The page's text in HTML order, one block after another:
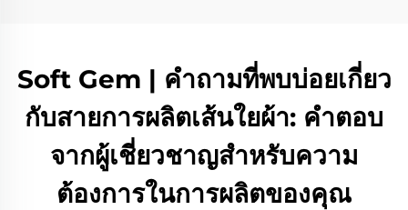
Soft Gem | คำถามที่พบบ่อยเกี่ยว
กับสายการผลิตเส้นใยผ้า: คำตอบ
จากผู้เชี่ยวชาญสำหรับความ
ต้องการในการผลิตของคุณ